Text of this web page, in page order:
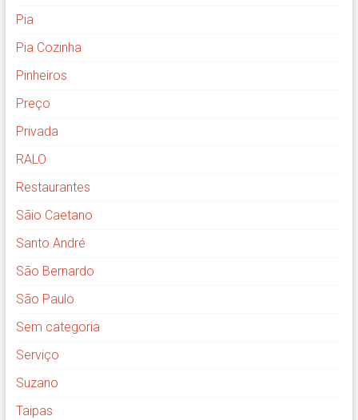
Pia
Pia Cozinha
Pinheiros
Preço
Privada
RALO
Restaurantes
Sãio Caetano
Santo André
São Bernardo
São Paulo
Sem categoria
Serviço
Suzano
Taipas